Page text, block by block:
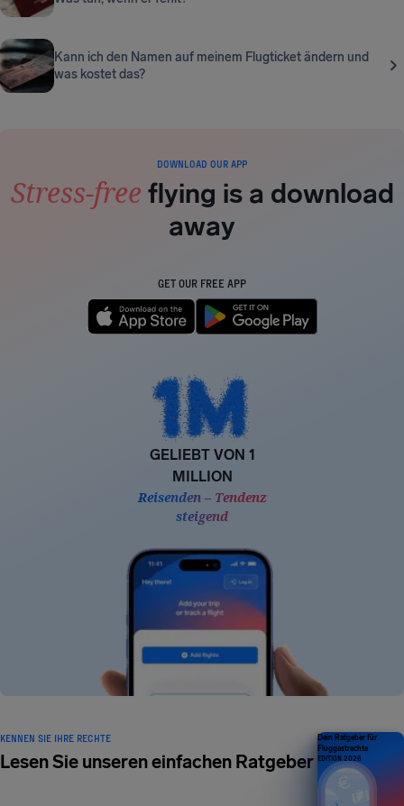
Kann ich den Namen auf meinem Flugticket ändern und
was kostet das?
DOWNLOAD OUR APP
Stress-free flying is a download
away
GET OUR FREE APP
GELIEBT VON 1
MILLION
Reisenden – Tendenz
steigend
KENNEN SIE IHRE RECHTE
Lesen Sie unseren einfachen Ratgeber
Dein Ratgeber für
Fluggastrechte
EDITION 2026